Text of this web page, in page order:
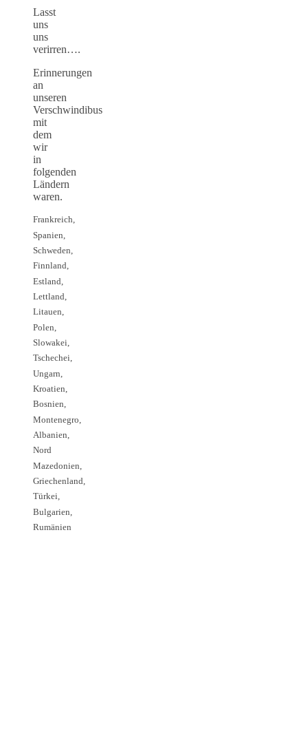
Lasst
uns
uns
verirren….
Erinnerungen
an
unseren
Verschwindibus
mit
dem
wir
in
folgenden
Ländern
waren.
Frankreich,
Spanien,
Schweden,
Finnland,
Estland,
Lettland,
Litauen,
Polen,
Slowakei,
Tschechei,
Ungarn,
Kroatien,
Bosnien,
Montenegro,
Albanien,
Nord
Mazedonien,
Griechenland,
Türkei,
Bulgarien,
Rumänien